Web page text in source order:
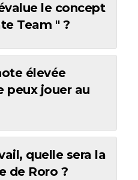
le concept
Team " ?
élevée
peux jouer au
quelle sera la
de Roro ?